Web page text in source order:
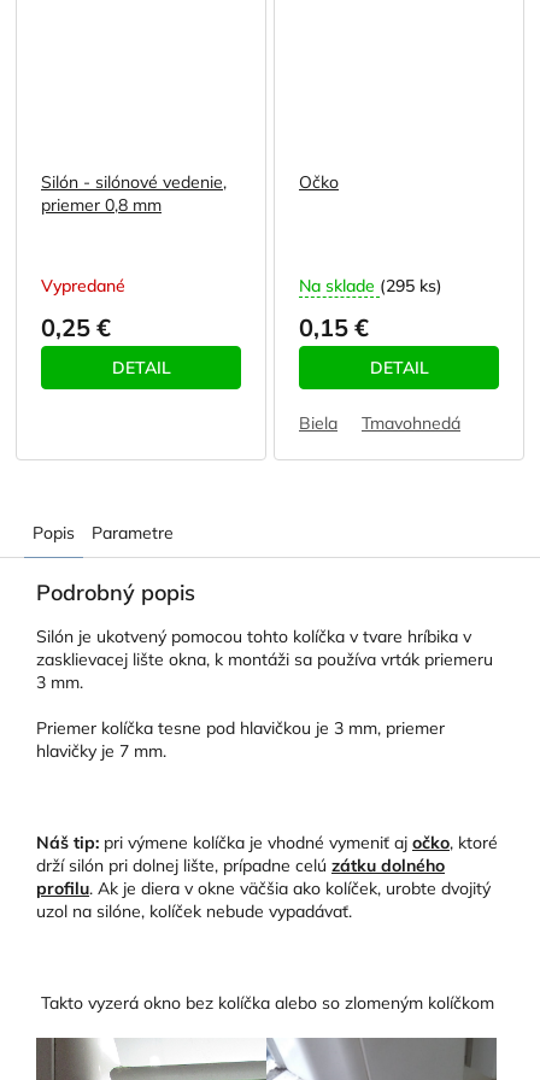
Silón - silónové vedenie,
priemer 0,8 mm
Vypredané
0,25 €
DETAIL
Očko
Na sklade (295 ks)
0,15 €
DETAIL
Biela Tmavohnedá
Popis Parametre
Podrobný popis
Silón je ukotvený pomocou tohto kolíčka v tvare hríbika v
zasklievacej lište okna, k montáži sa používa vrták priemeru
3 mm.
Priemer kolíčka tesne pod hlavičkou je 3 mm, priemer
hlavičky je 7 mm.
Náš tip: pri výmene kolíčka je vhodné vymeniť aj očko, ktoré
drží silón pri dolnej lište, prípadne celú zátku dolného
profilu. Ak je diera v okne väčšia ako kolíček, urobte dvojitý
uzol na silóne, kolíček nebude vypadávať.
Takto vyzerá okno bez kolíčka alebo so zlomeným kolíčkom